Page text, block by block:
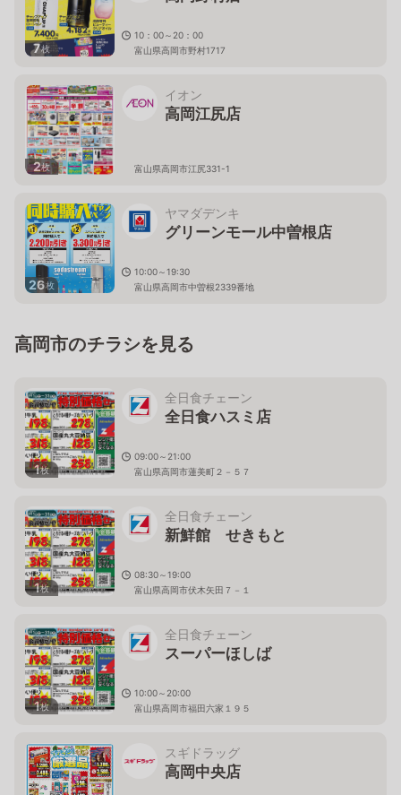
7枚
10：00～20：00
富山県高岡市野村1717
2枚
イオン
高岡江尻店
富山県高岡市江尻331-1
26枚
ヤマダデンキ
グリーンモール中曽根店
10:00～19:30
富山県高岡市中曽根2339番地
高岡市のチラシを見る
1枚
全日食チェーン
全日食ハスミ店
09:00～21:00
富山県高岡市蓮美町２－５７
1枚
全日食チェーン
新鮮館 せきもと
08:30～19:00
富山県高岡市伏木矢田７－１
1枚
全日食チェーン
スーパーほしば
10:00～20:00
富山県高岡市福田六家１９５
スギドラッグ
高岡中央店